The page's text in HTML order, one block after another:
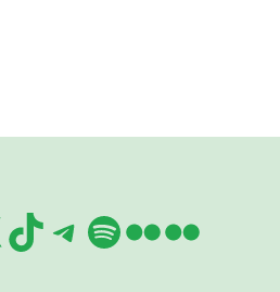
TikTok
Telegram
Spotify
FlickrFlickr